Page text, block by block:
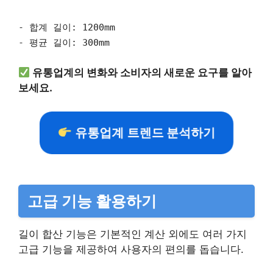
- 합계 길이: 1200mm
- 평균 길이: 300mm
유통업계의 변화와 소비자의 새로운 요구를 알아
보세요.
유통업계 트렌드 분석하기
고급 기능 활용하기
길이 합산 기능은 기본적인 계산 외에도 여러 가지
고급 기능을 제공하여 사용자의 편의를 돕습니다.